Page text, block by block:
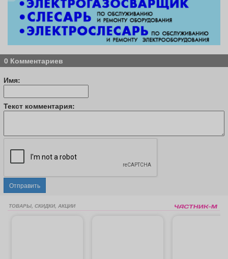
0 Комментариев
Имя:
Текст комментария:
Отправить
ТОВАРЫ, СКИДКИ, АКЦИИ